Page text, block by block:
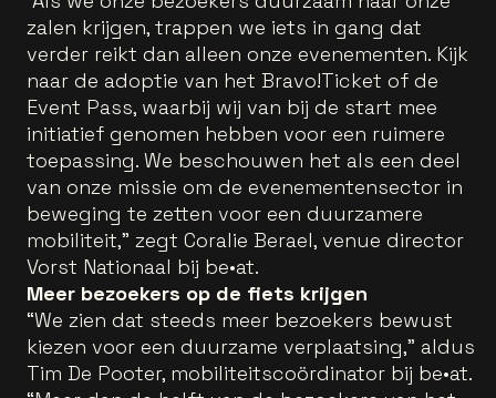
zalen krijgen, trappen we iets in gang dat
verder reikt dan alleen onze evenementen. Kijk
naar de adoptie van het Bravo!Ticket of de
Event Pass, waarbij wij van bij de start mee
initiatief genomen hebben voor een ruimere
toepassing. We beschouwen het als een deel
van onze missie om de evenementensector in
beweging te zetten voor een duurzamere
mobiliteit," zegt Coralie Berael, venue director
Vorst Nationaal bij be•at.
Meer bezoekers op de fiets krijgen
“We zien dat steeds meer bezoekers bewust
kiezen voor een duurzame verplaatsing,” aldus
Tim De Pooter, mobiliteitscoördinator bij be•at.